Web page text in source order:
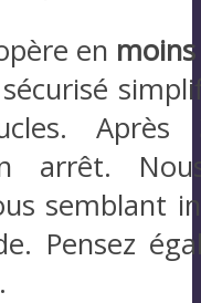
en
Après
arrêt.
semblant
Pensez